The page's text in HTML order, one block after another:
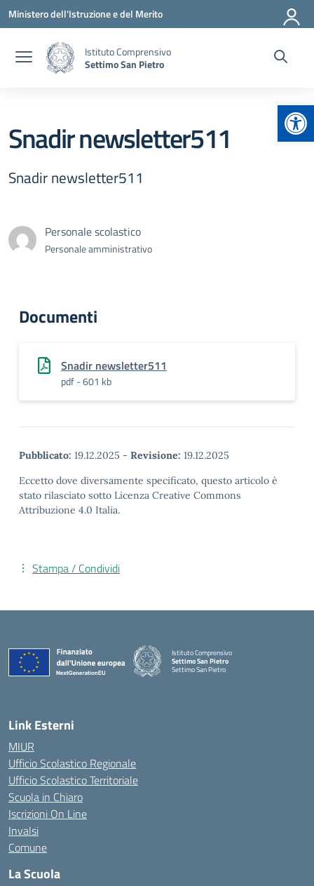
Vai ai contenuti
Vai al menu di navigazione
Vai al footer
Ministero dell'Istruzione e del Merito
Istituto Comprensivo
Settimo San Pietro
Snadir newsletter511
Snadir newsletter511
Personale scolastico
Personale amministrativo
Documenti
Snadir newsletter511
pdf - 601 kb
Pubblicato: 19.12.2025 - Revisione: 19.12.2025
Eccetto dove diversamente specificato, questo articolo è
stato rilasciato sotto Licenza Creative Commons
Attribuzione 4.0 Italia.
Stampa / Condividi
Istituto Comprensivo
Settimo San Pietro
Settimo San Pietro
Link Esterni
MIUR
Ufficio Scolastico Regionale
Ufficio Scolastico Territoriale
Scuola in Chiaro
Iscrizioni On Line
Invalsi
Comune
La Scuola